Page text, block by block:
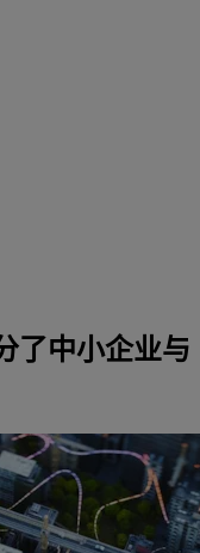
了中小企业与